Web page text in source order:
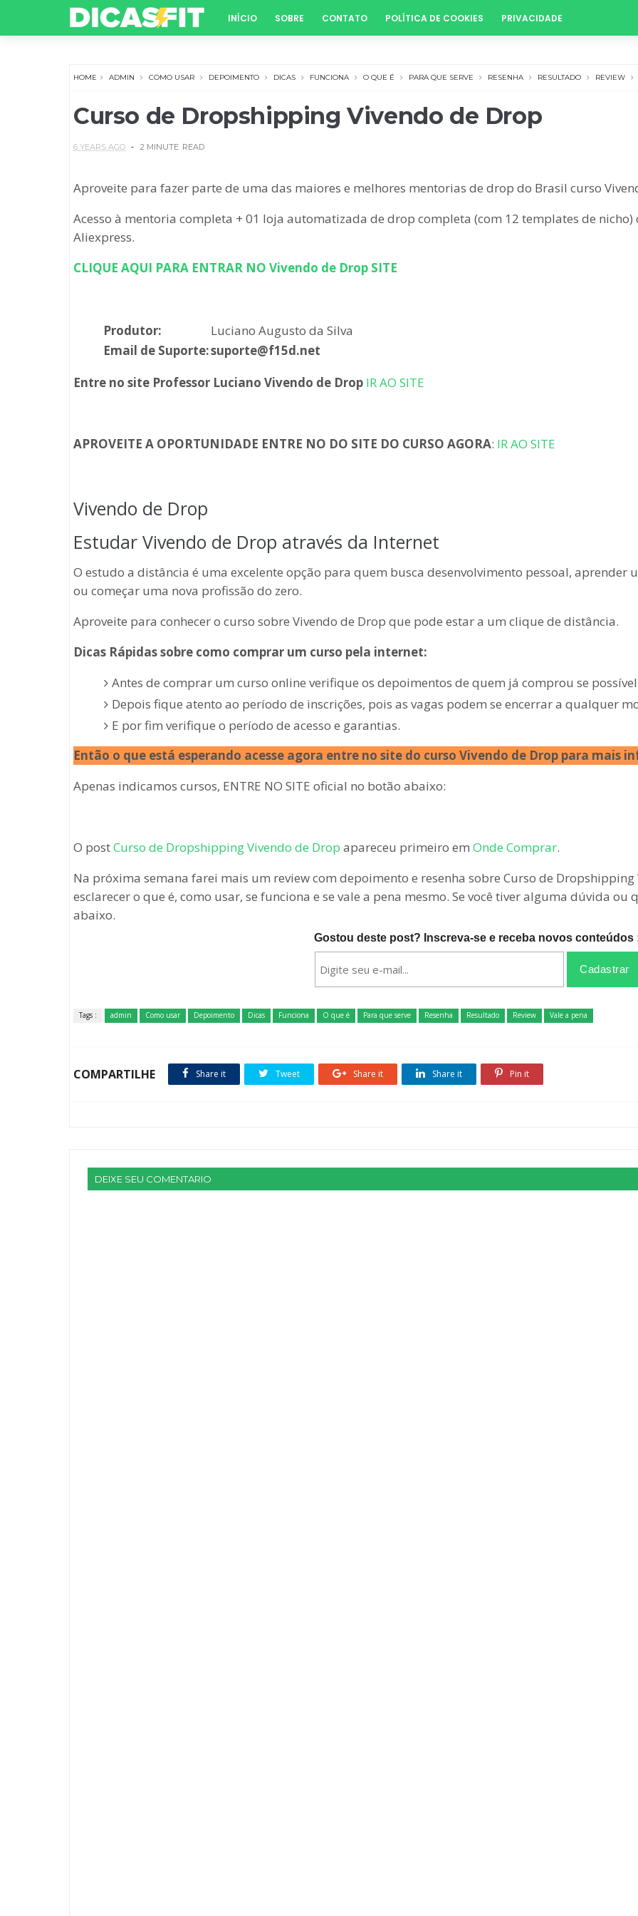
INÍCIO SOBRE CONTATO POLÍTICA DE COOKIES PRIVACIDADE
HOME ADMIN COMO USAR DEPOIMENTO DICAS FUNCIONA O QUE É PARA QUE SERVE RESENHA RESULTADO REVIEW
Curso de Dropshipping Vivendo de Drop
6 YEARS AGO 2 MINUTE READ
Aproveite para fazer parte de uma das maiores e melhores mentorias de drop do Brasil curso
Acesso à mentoria completa + 01 loja automatizada de drop completa (com 12 templates de
Aliexpress.
CLIQUE AQUI PARA ENTRAR NO Vivendo de Drop SITE
Produtor:
Luciano Augusto da Silva
Email de Suporte:suporte@f15d.net
Entre no site Professor Luciano Vivendo de Drop IR AO SITE
APROVEITE A OPORTUNIDADE ENTRE NO DO SITE DO CURSO AGORA: IR AO SITE
Vivendo de Drop
Estudar Vivendo de Drop através da Internet
O estudo a distância é uma excelente opção para quem busca desenvolvimento pessoal,
ou começar uma nova profissão do zero.
Aproveite para conhecer o curso sobre Vivendo de Drop que pode estar a um clique de distância.
Dicas Rápidas sobre como comprar um curso pela internet:
Antes de comprar um curso online verifique os depoimentos de quem já comprou se
Depois fique atento ao período de inscrições, pois as vagas podem se encerrar a qualquer
E por fim verifique o período de acesso e garantias.
Então o que está esperando acesse agora entre no site do curso Vivendo de Drop para mais
Apenas indicamos cursos, ENTRE NO SITE oficial no botão abaixo:
O postCurso de Dropshipping Vivendo de Drop apareceu primeiro em Onde Comprar.
Na próxima semana farei mais um review com depoimento e resenha sobre Curso de
esclarecer o que é, como usar, se funciona e se vale a pena mesmo. Se você tiver alguma dúvida
abaixo.
Gostou deste post? Inscreva-se e receba novos conteúdos
Tags : admin Como usar Depoimento Dicas Funciona O que é Para que serve Resenha Resultado Review Vale a pena
COMPARTILHE Share it Tweet Share it Share it Pin it
DEIXE SEU COMENTARIO